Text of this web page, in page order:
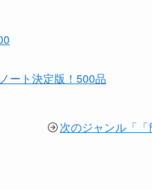
ート決定版！500品
次のジャンル「